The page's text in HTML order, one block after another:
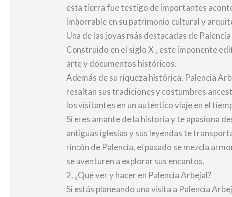
esta tierra fue testigo de importantes
imborrable en su patrimonio cultural y
Una de las joyas más destacadas de
Construido en el siglo XI, este imponente
arte y documentos históricos.
Además de su riqueza histórica, Palencia
resaltan sus tradiciones y costumbres
los visitantes en un auténtico viaje en el
Si eres amante de la historia y te apasiona
antiguas iglesias y sus leyendas te
rincón de Palencia, el pasado se mezcla
se aventuren a explorar sus encantos.
2. ¿Qué ver y hacer en Palencia Arbejal?
Si estás planeando una visita a Palencia